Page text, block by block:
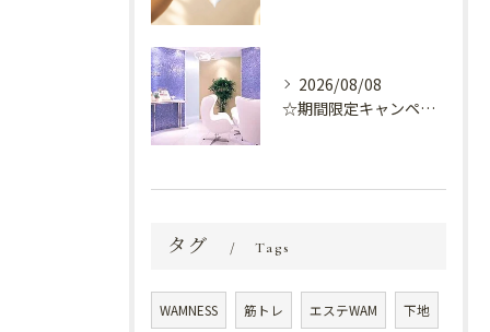
2026/08/08
☆期間限定キャンペーン開催中☆
タグ Tags
WAMNESS 筋トレ エステWAM 下地